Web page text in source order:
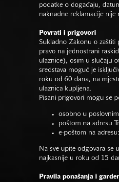
podatke o događaju,
naknadne reklamacije nije
Povrati i prigovori
Sukladno Zakonu o zaštiti
pravo na jednostrani
ulaznice), osim u slučaju
sredstava moguć je
roku od 60 dana, na
ulaznica kupljena.
Pisani prigovori mogu se
osobno u
poštom na adresu
e-poštom na adresu:
Na sve upite odgovara se
najkasnije u roku od 15
Pravila ponašanja i